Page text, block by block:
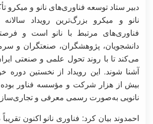
دبیر ستاد توسعه فناوری‌های نانو و میکرو
نانو و میکرو بزرگ‌ترین رویداد
فناوری‌های مرتبط با نانو است و
دانشجویان، پژوهشگران، صنعتگران و
می‌کند تا با روند تحول علمی و صنعتی
آشنا شوند. این رویداد از نخستین دوره
بیش از هزار شرکت و مؤسسه فناور
نانویی به‌صورت رسمی معرفی و
احمدوند بیان کرد: فناوری نانو اکنون